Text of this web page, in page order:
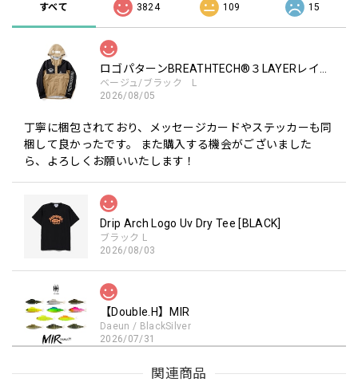
すべて 3824 109 15
ベージュ/ブラック L
2026/08/05
丁寧に梱包されており、メッセージカードやステッカーも同
梱して良かったです。 また購入する機会がございました
ら、よろしくお願いいたします！
Drip Arch Logo Uv Dry Tee [BLACK]
ブラック L
2026/08/03
【Double.H】MIR
Daeun / BlackSilver
2026/07/31
MIR届きました。発送まで迅速に対応して頂きありがとうご
関連商品